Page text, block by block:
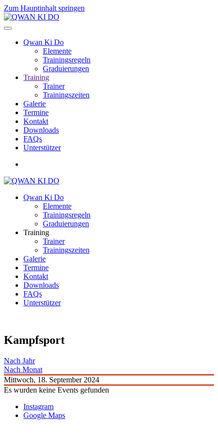
Zum Hauptinhalt springen
Qwan Ki Do
Elemente
Trainingsregeln
Graduierungen
Training
Trainer
Trainingszeiten
Galerie
Termine
Kontakt
Downloads
FAQs
Unterstützer
Qwan Ki Do
Elemente
Trainingsregeln
Graduierungen
Training
Trainer
Trainingszeiten
Galerie
Termine
Kontakt
Downloads
FAQs
Unterstützer
Kampfsport
Nach Jahr
Nach Monat
Mittwoch, 18. September 2024
Es wurden keine Events gefunden
Instagram
Google Maps